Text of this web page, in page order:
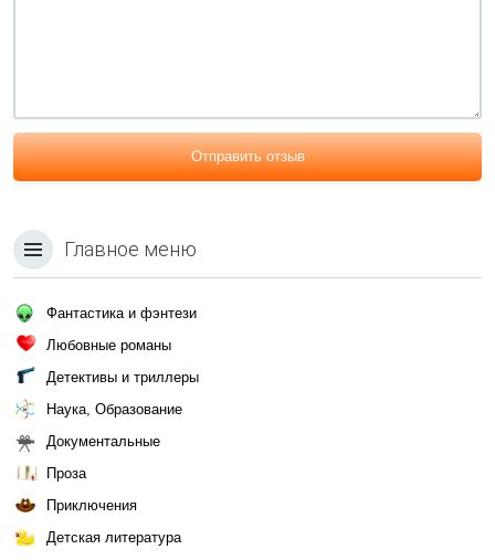
Отправить отзыв
Главное меню
Фантастика и фэнтези
Любовные романы
Детективы и триллеры
Наука, Образование
Документальные
Проза
Приключения
Детская литература